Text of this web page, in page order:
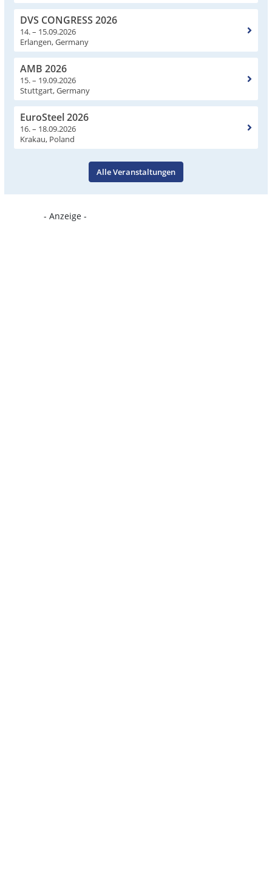
DVS CONGRESS 2026
14. – 15.09.2026
Erlangen, Germany
AMB 2026
15. – 19.09.2026
Stuttgart, Germany
EuroSteel 2026
16. – 18.09.2026
Krakau, Poland
Alle Veranstaltungen
- Anzeige -